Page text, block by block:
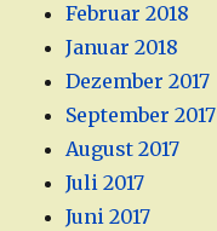
Februar 2018
Januar 2018
Dezember 2017
September 2017
August 2017
Juli 2017
Juni 2017